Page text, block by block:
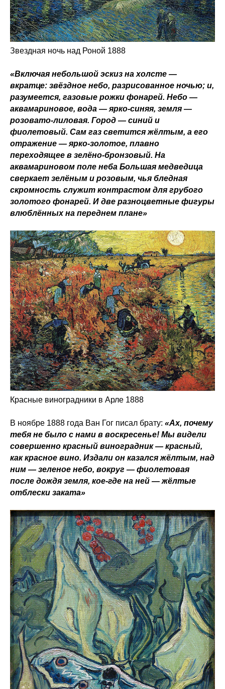
Звездная ночь над Роной 1888
«Включая небольшой эскиз на холсте —
вкратце: звёздное небо, разрисованное ночью; и,
разумеется, газовые рожки фонарей. Небо —
аквамариновое, вода — ярко-синяя, земля —
розовато-лиловая. Город — синий и
фиолетовый. Сам газ светится жёлтым, а его
отражение — ярко-золотое, плавно
переходящее в зелёно-бронзовый. На
аквамариновом поле неба Большая медведица
сверкает зелёным и розовым, чья бледная
скромность служит контрастом для грубого
золотого фонарей. И две разноцветные фигуры
влюблённых на переднем плане»
Красные виноградники в Арле 1888
В ноябре 1888 года Ван Гог писал брату: «Ах, почему
тебя не было с нами в воскресенье! Мы видели
совершенно красный виноградник — красный,
как красное вино. Издали он казался жёлтым, над
ним — зеленое небо, вокруг — фиолетовая
после дождя земля, кое-где на ней — жёлтые
отблески заката»